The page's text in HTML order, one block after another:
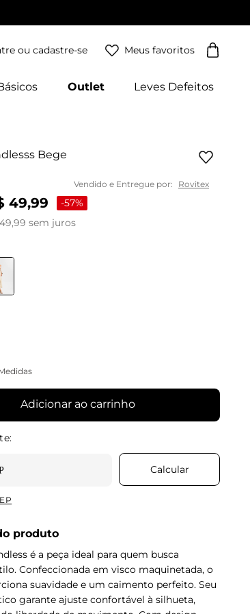
Meus favoritos
Outlet Leves Defeitos
Bege
Vendido e Entregue por: Rovitex
49,99 -57%
49,99 sem juros
Adicionar ao carrinho
produto
é a peça ideal para quem busca
Confeccionada em visco maquinetada, o
suavidade e um caimento perfeito. Seu
garante ajuste confortável à silhueta,